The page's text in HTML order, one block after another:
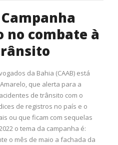
no combate à
da Bahia (CAAB) está
que alerta para a
de trânsito com o
de registros no país e o
ou que ficam com sequelas
o tema da campanha é:
o mês de maio a fachada da